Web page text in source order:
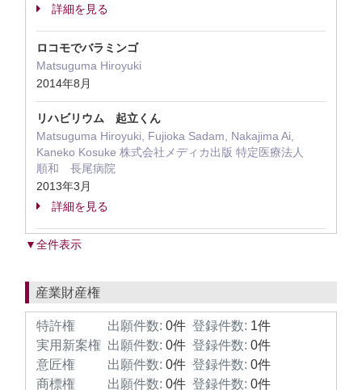
詳細を見る
ロコモでバラミンゴ
Matsuguma Hiroyuki
2014年8月
リハビリウム 起立くん
Matsuguma Hiroyuki, Fujioka Sadam, Nakajima Ai,
Kaneko Kosuke 株式会社メディカ出版 特定医療法人
順和 長尾病院
2013年3月
詳細を見る
▼全件表示
産業財産権
特許権 出願件数: 0件 登録件数: 1件
実用新案権 出願件数: 0件 登録件数: 0件
意匠権
出願件数: 0件 登録件数: 0件
商標権
出願件数: 0件 登録件数: 0件